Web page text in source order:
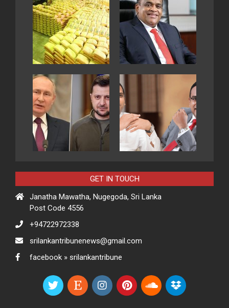
GET IN TOUCH
Janatha Mawatha, Nugegoda, Sri Lanka
Post Code 4556
+94722972338
srilankantribunenews@gmail.com
facebook » srilankantribune